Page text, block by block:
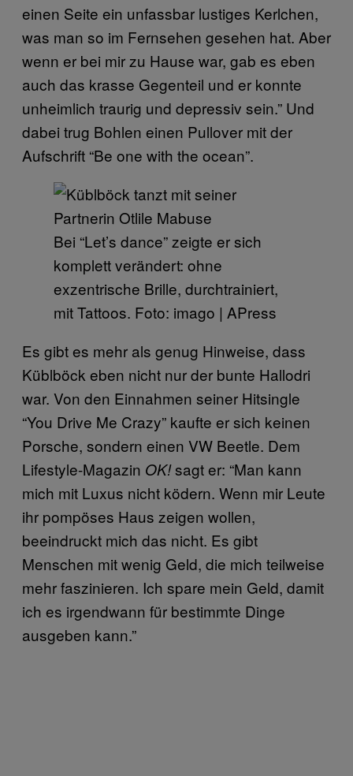
einen Seite ein unfassbar lustiges Kerlchen,
was man so im Fernsehen gesehen hat. Aber
wenn er bei mir zu Hause war, gab es eben
auch das krasse Gegenteil und er konnte
unheimlich traurig und depressiv sein.” Und
dabei trug Bohlen einen Pullover mit der
Aufschrift “Be one with the ocean”.
Bei “Let’s dance” zeigte er sich
komplett verändert: ohne
exzentrische Brille, durchtrainiert,
mit Tattoos. Foto: imago | APress
Es gibt es mehr als genug Hinweise, dass
Küblböck eben nicht nur der bunte Hallodri
war. Von den Einnahmen seiner Hitsingle
“You Drive Me Crazy” kaufte er sich keinen
Porsche, sondern einen VW Beetle. Dem
Lifestyle-Magazin OK!sagt er: “Man kann
mich mit Luxus nicht ködern. Wenn mir Leute
ihr pompöses Haus zeigen wollen,
beeindruckt mich das nicht. Es gibt
Menschen mit wenig Geld, die mich teilweise
mehr faszinieren. Ich spare mein Geld, damit
ich es irgendwann für bestimmte Dinge
ausgeben kann.”